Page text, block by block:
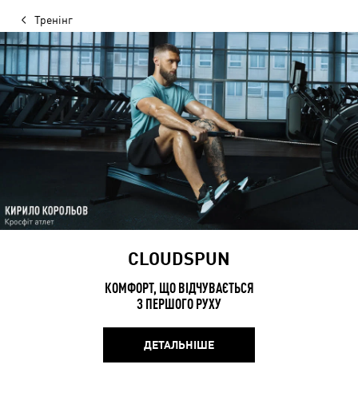
Тренінг
CLOUDSPUN
КОМФОРТ, ЩО ВІДЧУВАЄТЬСЯ
З ПЕРШОГО РУХУ
ДЕТАЛЬНІШЕ